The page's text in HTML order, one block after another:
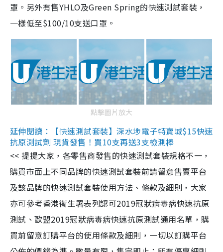
罩。另外有售YHLO及Green Spring的快速測試套裝，
一樣低至$100/10支送口罩。
點擊圖片放大
延伸閱讀：【快速測試套裝】深水埗電子特賣城$15快速
抗原測試劑 現貨發售！買10支再送3支檢測棒
<< 提提大家，各零售商發售的快速測試套裝規格不一，
購買市面上不同品牌的快速測試套裝前請留意售賣平台
及該品牌的快速測試套裝使用方法、條款及細則，大家
亦可參考香港衞生署表列認可2019冠狀病毒病快速抗原
測試、歐盟2019冠狀病毒病快速抗原測試通用名單，購
買前留意訂購平台的使用條款及細則，一切以訂購平台